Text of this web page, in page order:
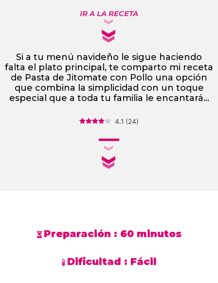
IR A LA RECETA
Si a tu menú navideño le sigue haciendo
falta el plato principal, te comparto mi receta
de Pasta de Jitomate con Pollo una opción
que combina la simplicidad con un toque
especial que a toda tu familia le encantará…
4.1 (24)
Preparación : 60 minutos
Dificultad : Fácil